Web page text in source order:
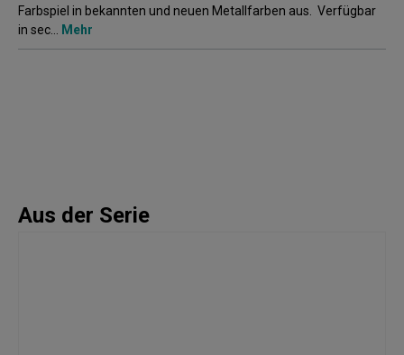
Farbspiel in bekannten und neuen Metallfarben aus. Verfügbar
in sec… Mehr
Aus der Serie